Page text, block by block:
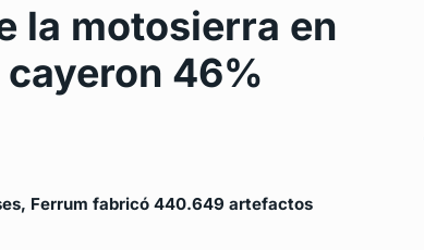
la motosierra en
46%
Ferrum fabricó 440.649 artefactos